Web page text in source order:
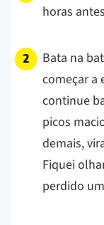
horas
Bata na
começar a
continue
picos
demais,
Fiquei
perdido